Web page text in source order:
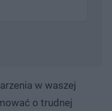
w waszej
o trudnej